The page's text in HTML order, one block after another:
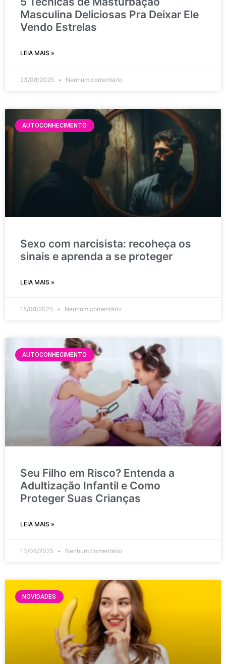
Masculina Deliciosas Pra Deixar Ele
Vendo Estrelas
LEIA MAIS »
23/08/2025 Nenhum comentário
AUTOCONHECIMENTO
Sexo com narcisista: recoheça os
sinais e aprenda a se proteger
LEIA MAIS »
18/08/2025 Nenhum comentário
AUTOCONHECIMENTO
Seu Filho em Risco? Entenda a
Adultização Infantil e Como
Proteger Suas Crianças
LEIA MAIS »
13/08/2025 Nenhum comentário
NOVIDADES